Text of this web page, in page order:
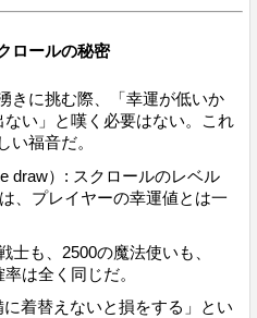
ロールの秘密
きに挑む際、「幸運が低いか
い」と嘆く必要はない。これ
い福音だ。
draw）: スクロールのレベル
、プレイヤーの幸運値とは一
士も、2500の魔法使いも、
は全く同じだ。
着替えないと損をする」とい